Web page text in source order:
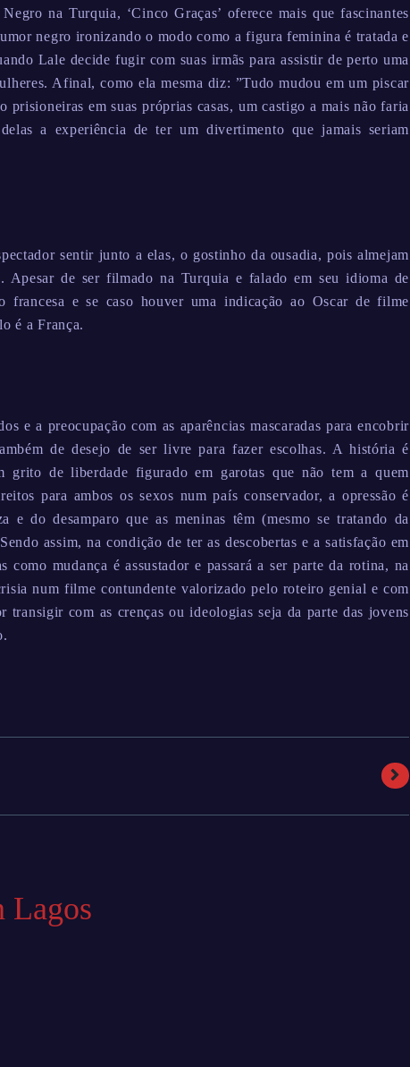
na Turquia, ‘Cinco Graças’ oferece mais que fascinantes
negro ironizando o modo como a figura feminina é tratada e
Lale decide fugir com suas irmãs para assistir de perto uma
Afinal, como ela mesma diz: ”Tudo mudou em um piscar
prisioneiras em suas próprias casas, um castigo a mais não faria
a experiência de ter um divertimento que jamais seriam
sentir junto a elas, o gostinho da ousadia, pois almejam
Apesar de ser filmado na Turquia e falado em seu idioma de
francesa e se caso houver uma indicação ao Oscar de filme
é a França.
e a preocupação com as aparências mascaradas para encobrir
de desejo de ser livre para fazer escolhas. A história é
grito de liberdade figurado em garotas que não tem a quem
para ambos os sexos num país conservador, a opressão é
e do desamparo que as meninas têm (mesmo se tratando da
assim, na condição de ter as descobertas e a satisfação em
como mudança é assustador e passará a ser parte da rotina, na
num filme contundente valorizado pelo roteiro genial e com
transigir com as crenças ou ideologias seja da parte das jovens
Lagos